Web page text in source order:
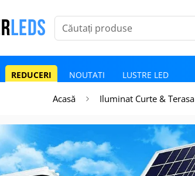
Căutați produse
REDUCERI NOUTATI LUSTRE LED
Acasă Iluminat Curte & Terasa
Activează notificările